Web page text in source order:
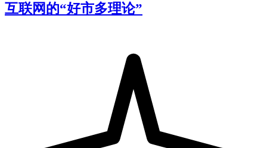
互联网的“好市多理论”